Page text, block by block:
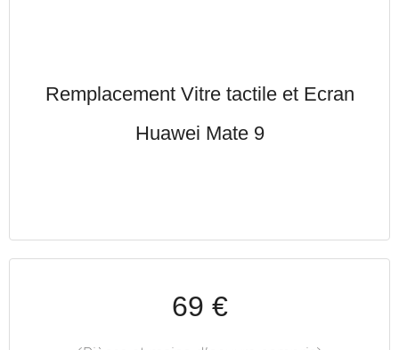
Remplacement Vitre tactile et Ecran
Huawei Mate 9
69 €